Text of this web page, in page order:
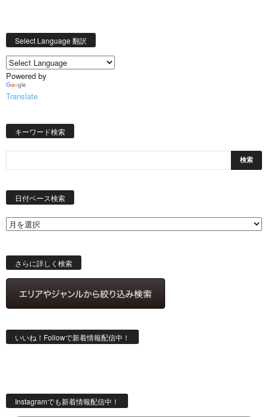
Select Language 翻訳
Powered by
Translate
キーワード検索
日付ベース検索
索
さらに詳しく検索
いいね！Followで新着情報配信中！
Instagramでも新着情報配信中！